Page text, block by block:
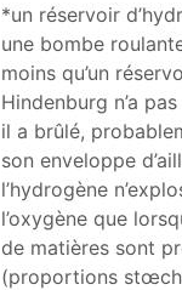
*un réservoir
une bombe
moins qu’un
Hindenburg n’a
il a brûlé,
son enveloppe
l’hydrogène
l’oxygène que
de matières sont
(proportions